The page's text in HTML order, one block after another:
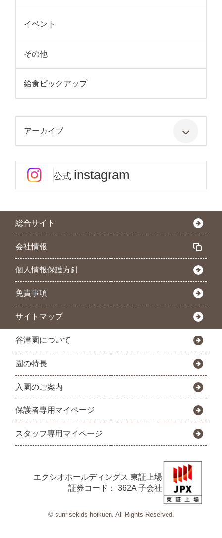
イベント
その他
給食ピックアップ
アーカイブ
公式 instagram
総合サイト
会社情報
個人情報保護方針
免責事項
サイトマップ
谷津園について
園の特長
入園のご案内
保護者専用マイページ
スタッフ専用マイページ
エクシオホールディングス 東証上場
証券コード： 362A 子会社
© sunrisekids-hoikuen. All Rights Reserved.